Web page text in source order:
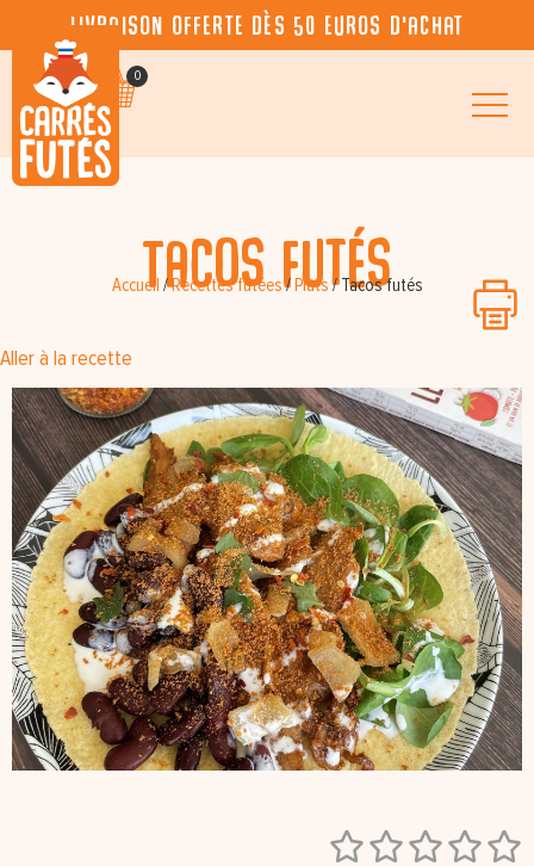
Livraison offerte dès 50 euros d’achat
0
Tacos futés
Accueil /Recettes futées/ Plats / Tacos futés
Aller à la recette
